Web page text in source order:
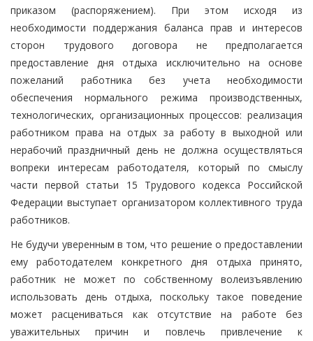
приказом (распоряжением). При этом исходя из
необходимости поддержания баланса прав и интересов
сторон трудового договора не предполагается
предоставление дня отдыха исключительно на основе
пожеланий работника без учета необходимости
обеспечения нормального режима производственных,
технологических, организационных процессов: реализация
работником права на отдых за работу в выходной или
нерабочий праздничный день не должна осуществляться
вопреки интересам работодателя, который по смыслу
части первой статьи 15 Трудового кодекса Российской
Федерации выступает организатором коллективного труда
работников.
Не будучи уверенным в том, что решение о предоставлении
ему работодателем конкретного дня отдыха принято,
работник не может по собственному волеизъявлению
использовать день отдыха, поскольку такое поведение
может расцениваться как отсутствие на работе без
уважительных причин и повлечь привлечение к